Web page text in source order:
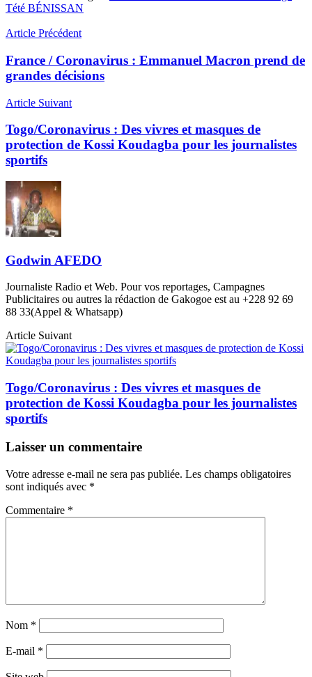
Tété BÉNISSAN
Article Précédent
France / Coronavirus : Emmanuel Macron prend de
grandes décisions
Article Suivant
Togo/Coronavirus : Des vivres et masques de
protection de Kossi Koudagba pour les journalistes
sportifs
Godwin AFEDO
Journaliste Radio et Web. Pour vos reportages, Campagnes
Publicitaires ou autres la rédaction de Gakogoe est au +228 92 69
88 33(Appel & Whatsapp)
Article Suivant
Togo/Coronavirus : Des vivres et masques de
protection de Kossi Koudagba pour les journalistes
sportifs
Laisser un commentaire
Votre adresse e-mail ne sera pas publiée. Les champs obligatoires
sont indiqués avec *
Commentaire *
Nom *
E-mail *